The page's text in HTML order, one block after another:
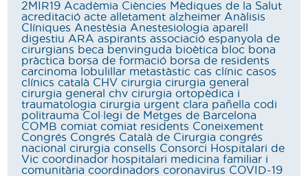
2MIR19 Acadèmia Ciències Mèdiques de la Salut
acreditació acte alletament alzheimer Anàlisis
Clíniques Anestèsia Anestesiologia aparell
digestiu ARA aspirants associació espanyola de
cirurgians beca benvinguda bioètica bloc bona
pràctica borsa de formació borsa de residents
carcinoma lobulillar metastàstic cas clínic casos
clínics català CHV cirurgia cirurgia general
cirurgia general chv cirurgia ortopèdica i
traumatologia cirurgia urgent clara pañella codi
politrauma Col·legi de Metges de Barcelona
COMB comiat comiat residents Coneixement
Congrés Congrés Català de Cirurgia congrés
nacional cirurgia consells Consorci Hospitalari de
Vic coordinador hospitalari medicina familiar i
comunitària coordinadors coronavirus COVID-19